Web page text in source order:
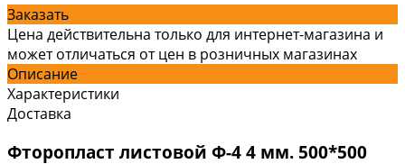
Заказать
Цена действительна только для интернет-магазина и
может отличаться от цен в розничных магазинах
Описание
Характеристики
Доставка
Фторопласт листовой Ф-4 4 мм. 500*500